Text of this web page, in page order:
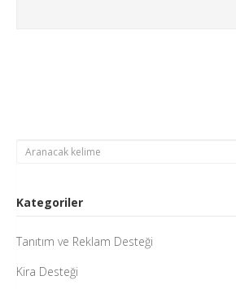
Kategoriler
Tanıtım ve Reklam Desteği
Kira Desteği